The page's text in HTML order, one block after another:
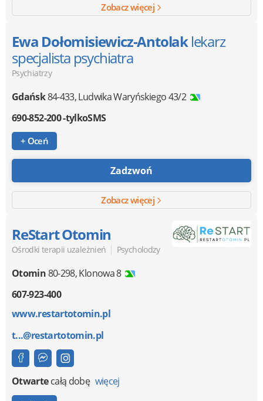
Zobacz więcej
Ewa Dołomisiewicz-Antolak lekarz
specjalista psychiatra
Psychiatrzy
Gdańsk84-433,Ludwika Waryńskiego 43/2
690-852-200 -tylkoSMS
+ Oceń
Zadzwoń
Zobacz więcej
ReStart Otomin
Ośrodki terapii uzależnień | Psycholodzy
Otomin80-298,Klonowa 8
607-923-400
www.restartotomin.pl
t...@restartotomin.pl
Otwartecałą dobę więcej